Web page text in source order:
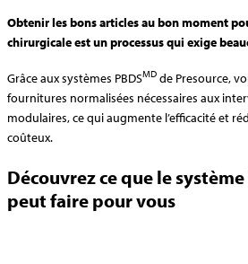
Obtenir les bons articles au bon moment
chirurgicale est un processus qui exige
Grâce aux systèmes PBDSMD de Presource,
fournitures normalisées nécessaires aux
modulaires, ce qui augmente l’efficacité et
coûteux.
Découvrez ce que le système
peut faire pour vous